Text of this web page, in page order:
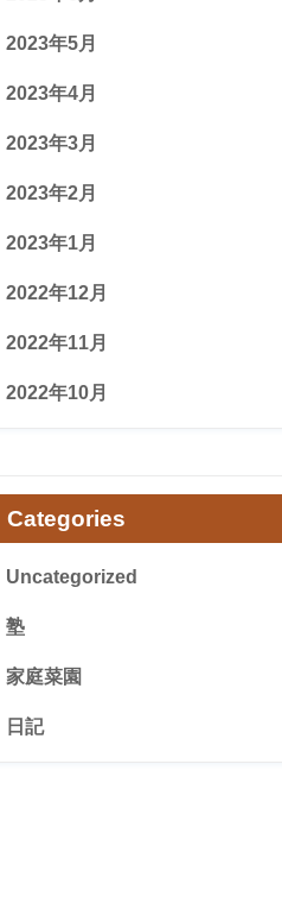
2023年5月
2023年4月
2023年3月
2023年2月
2023年1月
2022年12月
2022年11月
2022年10月
Categories
Uncategorized
塾
家庭菜園
日記